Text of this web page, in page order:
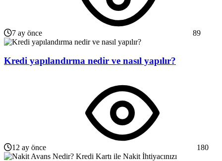
7 ay önce 89
Kredi yapılandırma nedir ve nasıl yapılır?
12 ay önce 180